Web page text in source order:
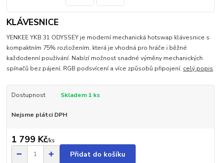
KLÁVESNICE
YENKEE YKB 31 ODYSSEY je moderní mechanická hotswap klávesnice s
kompaktním 75% rozložením, která je vhodná pro hráče i běžné
každodenní používání. Nabízí možnost snadné výměny mechanických
spínačů bez pájení, RGB podsvícení a více způsobů připojení. celý popis
Dostupnost Skladem 1 ks
Nejsme plátci DPH
1 799 Kč/ks
Přidat do košíku